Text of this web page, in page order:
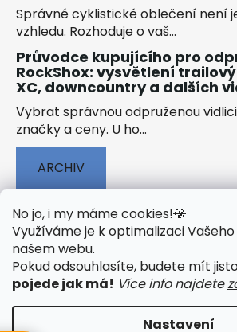
No jo, i my máme cookies!🍪
Využíváme je k optimalizaci
našem webu.
Pokud odsouhlasíte, budete mít
pojede jak má! Více info najdete
Nastavení
Správné cyklistické oblečení není
vzhledu. Rozhoduje o vaš...
Průvodce kupujícího pro
RockShox: vysvětlení
XC, downcountry a dalších
Vybrat správnou odpruženou
značky a ceny. U ho...
ARCHIV
🟢 TECHNOLOGIE
🟢 O
🟢 NÁVODY KE